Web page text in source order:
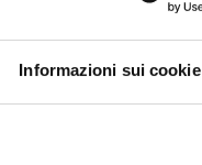
Informazioni sui cookie